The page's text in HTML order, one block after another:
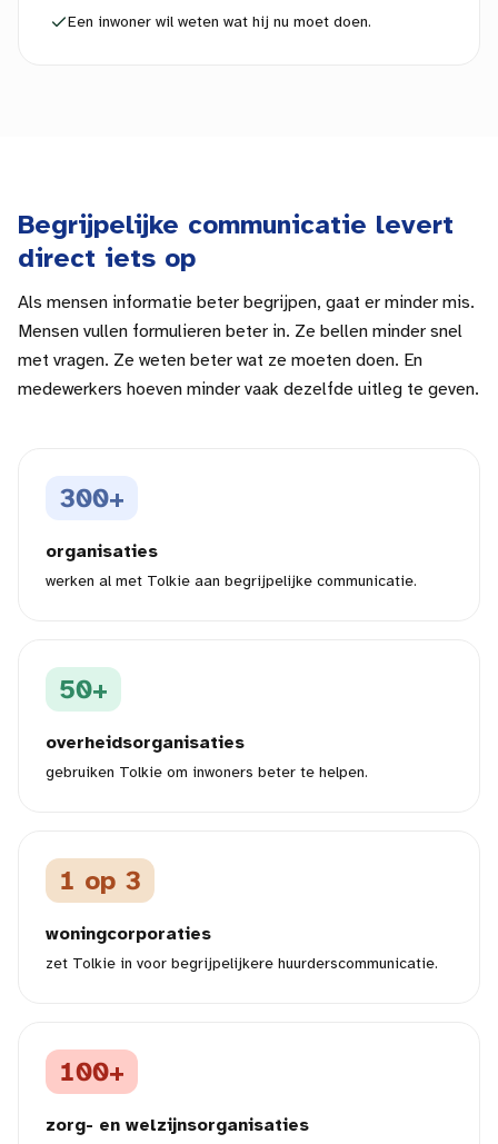
Een inwoner wil weten wat hij nu moet doen.
Begrijpelijke communicatie levert
direct iets op
Als mensen informatie beter begrijpen, gaat er minder mis.
Mensen vullen formulieren beter in. Ze bellen minder snel
met vragen. Ze weten beter wat ze moeten doen. En
medewerkers hoeven minder vaak dezelfde uitleg te geven.
300+
organisaties
werken al met Tolkie aan begrijpelijke communicatie.
50+
overheidsorganisaties
gebruiken Tolkie om inwoners beter te helpen.
1 op 3
woningcorporaties
zet Tolkie in voor begrijpelijkere huurderscommunicatie.
100+
zorg- en welzijnsorganisaties